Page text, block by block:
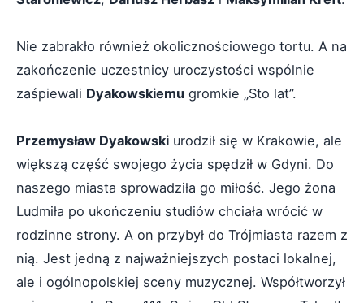
Nie zabrakło również okolicznościowego tortu. A na
zakończenie uczestnicy uroczystości wspólnie
zaśpiewali Dyakowskiemu gromkie „Sto lat”.
Przemysław Dyakowski urodził się w Krakowie, ale
większą część swojego życia spędził w Gdyni. Do
naszego miasta sprowadziła go miłość. Jego żona
Ludmiła po ukończeniu studiów chciała wrócić w
rodzinne strony. A on przybył do Trójmiasta razem z
nią. Jest jedną z najważniejszych postaci lokalnej,
ale i ogólnopolskiej sceny muzycznej. Współtworzył